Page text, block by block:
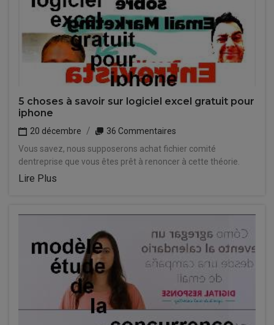
5 choses à savoir sur logiciel excel gratuit pour
iphone
20 décembre
36 Commentaires
Vous savez, nous supposerons achat fichier comité
dentreprise que vous êtes prêt à renoncer à cette théorie.
Lire Plus